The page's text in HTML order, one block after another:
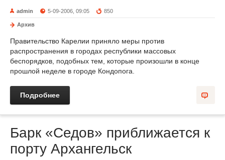
admin 5-09-2006, 09:05 850
Архив
Правительство Карелии приняло меры против
распространения в городах республики массовых
беспорядков, подобных тем, которые произошли в конце
прошлой неделе в городе Кондопога.
Подробнее
Барк «Седов» приближается к
порту Архангельск